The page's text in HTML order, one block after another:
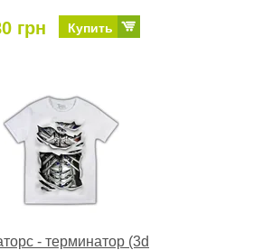
грн Купить
- терминатор (3d